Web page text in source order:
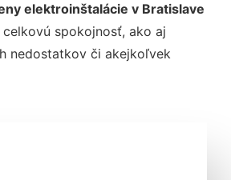
elektroinštalácie v Bratislave
spokojnosť, ako aj
nedostatkov či akejkoľvek